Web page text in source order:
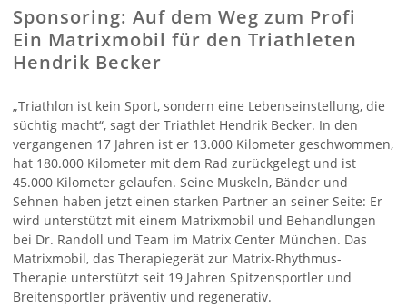
Sponsoring: Auf dem Weg zum Profi
Ein Matrixmobil für den Triathleten
Hendrik Becker
„Triathlon ist kein Sport, sondern eine Lebenseinstellung, die
süchtig macht“, sagt der Triathlet Hendrik Becker. In den
vergangenen 17 Jahren ist er 13.000 Kilometer geschwommen,
hat 180.000 Kilometer mit dem Rad zurückgelegt und ist
45.000 Kilometer gelaufen. Seine Muskeln, Bänder und
Sehnen haben jetzt einen starken Partner an seiner Seite: Er
wird unterstützt mit einem Matrixmobil und Behandlungen
bei Dr. Randoll und Team im Matrix Center München. Das
Matrixmobil, das Therapiegerät zur Matrix-Rhythmus-
Therapie unterstützt seit 19 Jahren Spitzensportler und
Breitensportler präventiv und regenerativ.